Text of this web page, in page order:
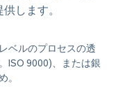
します。
ベルのプロセスの透
ISO 9000)、または銀
。